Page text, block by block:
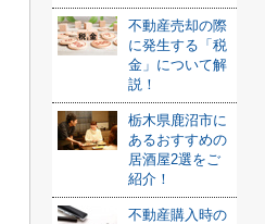
不動産売却の際
に発生する「税
金」について解
説！
栃木県鹿沼市に
あるおすすめの
居酒屋2選をご
紹介！
不動産購入時の